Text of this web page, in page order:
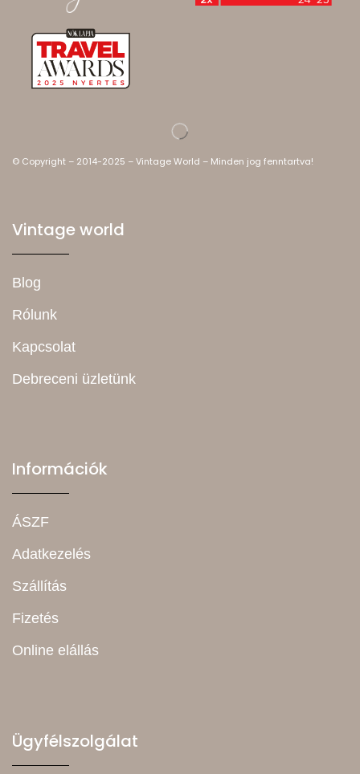
© Copyright – 2014-2025 – Vintage World – Minden jog fenntartva!
Vintage world
Blog
Rólunk
Kapcsolat
Debreceni üzletünk
Információk
ÁSZF
Adatkezelés
Szállítás
Fizetés
Online elállás
Ügyfélszolgálat